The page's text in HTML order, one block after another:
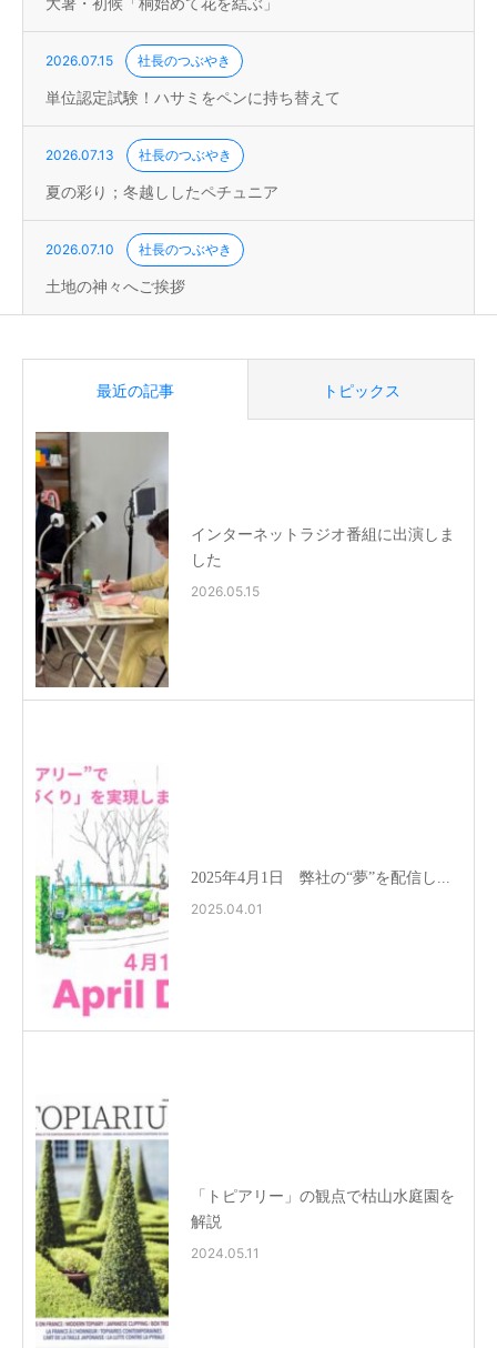
大暑・初候「桐始めて花を結ぶ」
2026.07.15 社長のつぶやき
単位認定試験！ハサミをペンに持ち替えて
2026.07.13 社長のつぶやき
夏の彩り；冬越ししたペチュニア
2026.07.10 社長のつぶやき
土地の神々へご挨拶
最近の記事 トピックス
インターネットラジオ番組に出演しま
した
2026.05.15
2025年4月1日 弊社の“夢”を配信し...
2025.04.01
「トピアリー」の観点で枯山水庭園を
解説
2024.05.11